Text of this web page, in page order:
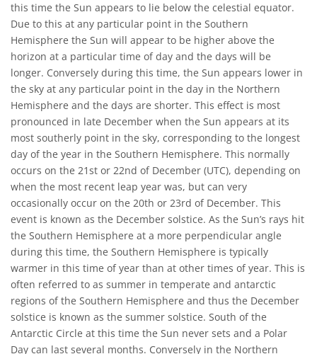
this time the Sun appears to lie below the celestial equator.
Due to this at any particular point in the Southern
Hemisphere the Sun will appear to be higher above the
horizon at a particular time of day and the days will be
longer. Conversely during this time, the Sun appears lower in
the sky at any particular point in the day in the Northern
Hemisphere and the days are shorter. This effect is most
pronounced in late December when the Sun appears at its
most southerly point in the sky, corresponding to the longest
day of the year in the Southern Hemisphere. This normally
occurs on the 21st or 22nd of December (UTC), depending on
when the most recent leap year was, but can very
occasionally occur on the 20th or 23rd of December. This
event is known as the December solstice. As the Sun’s rays hit
the Southern Hemisphere at a more perpendicular angle
during this time, the Southern Hemisphere is typically
warmer in this time of year than at other times of year. This is
often referred to as summer in temperate and antarctic
regions of the Southern Hemisphere and thus the December
solstice is known as the summer solstice. South of the
Antarctic Circle at this time the Sun never sets and a Polar
Day can last several months. Conversely in the Northern